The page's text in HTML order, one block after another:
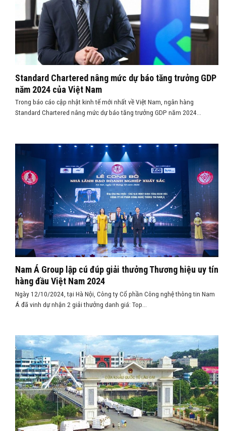
Standard Chartered nâng mức dự báo tăng trưởng GDP
năm 2024 của Việt Nam
Trong báo cáo cập nhật kinh tế mới nhất về Việt Nam, ngân hàng
Standard Chartered nâng mức dự báo tăng trưởng GDP năm 2024...
Nam Á Group lập cú đúp giải thưởng Thương hiệu uy tín
hàng đầu Việt Nam 2024
Ngày 12/10/2024, tại Hà Nội, Công ty Cổ phần Công nghệ thông tin Nam
Á đã vinh dự nhận 2 giải thưởng danh giá: Top...